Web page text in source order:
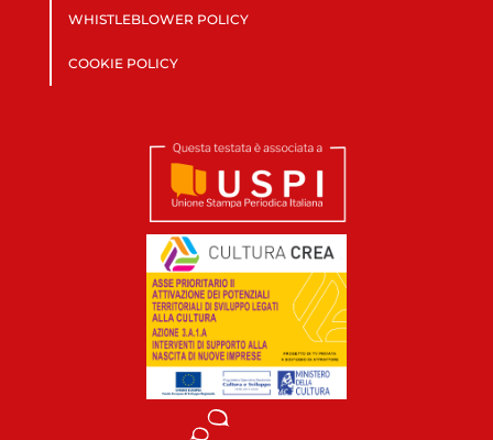
WHISTLEBLOWER POLICY
COOKIE POLICY